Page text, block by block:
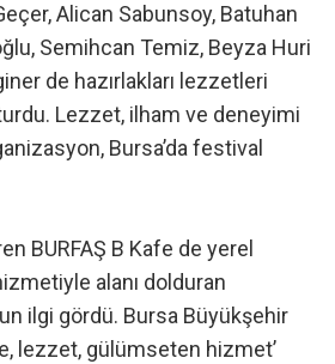
Alican Sabunsoy, Batuhan
Semihcan Temiz, Beyza Huri
de hazırlakları lezzetleri
Lezzet, ilham ve deneyimi
Bursa’da festival
BURFAŞ B Kafe de yerel
alanı dolduran
ilgi gördü. Bursa Büyükşehir
lezzet, gülümseten hizmet’